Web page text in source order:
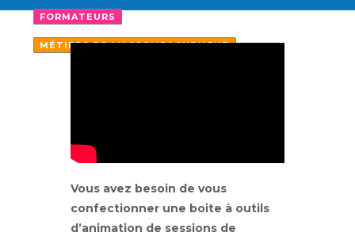
FORMATEURS
MÉTIERS DE L'ACCOMPAGNEMENT
Vous avez besoin de vous
confectionner une boite à outils
d’animation de sessions de